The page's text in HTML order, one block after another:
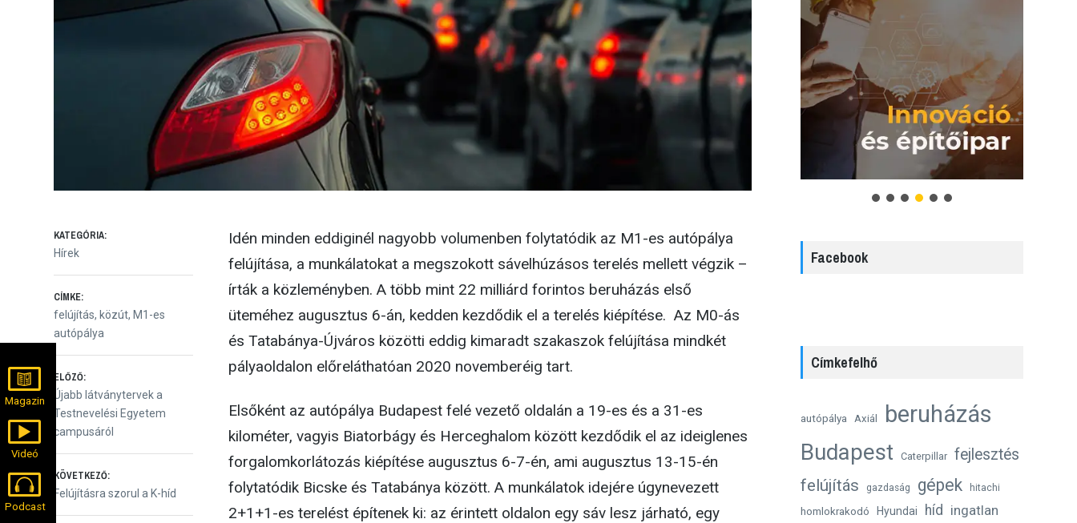
Idén minden eddiginél nagyobb volumenben folytatódik az M1-es autópálya
felújítása, a munkálatokat a megszokott sávelhúzásos terelés mellett végzik –
írták a közleményben. A több mint 22 milliárd forintos beruházás első
üteméhez augusztus 6-án, kedden kezdődik el a terelés kiépítése. Az M0-ás
és Tatabánya-Újváros közötti eddig kimaradt szakaszok felújítása mindkét
pályaoldalon előreláthatóan 2020 novemberéig tart.
Elsőként az autópálya Budapest felé vezető oldalán a 19-es és a 31-es
kilométer, vagyis Biatorbágy és Herceghalom között kezdődik el az ideiglenes
forgalomkorlátozás kiépítése augusztus 6-7-én, ami augusztus 13-15-én
folytatódik Bicske és Tatabánya között. A munkálatok idejére úgynevezett
2+1+1-es terelést építenek ki: az érintett oldalon egy sáv lesz járható, egy
KATEGÓRIA:
Hírek
CÍMKE:
felújítás, közút, M1-es
autópálya
Bejegyzés
navigáció
ELŐZŐ:
Előző
bejegyzés:
Újabb látványtervek a
Testnevelési Egyetem
campusáról
KÖVETKEZŐ:
Következő
Felújításra szorul a K-híd
Facebook
Címkefelhő
autópálya Axiál beruházás
Budapest Caterpillar fejlesztés
felújítás gazdaság gépek hitachi
homlokrakodó Hyundai híd ingatlan
Magazin
Videó
Podcast